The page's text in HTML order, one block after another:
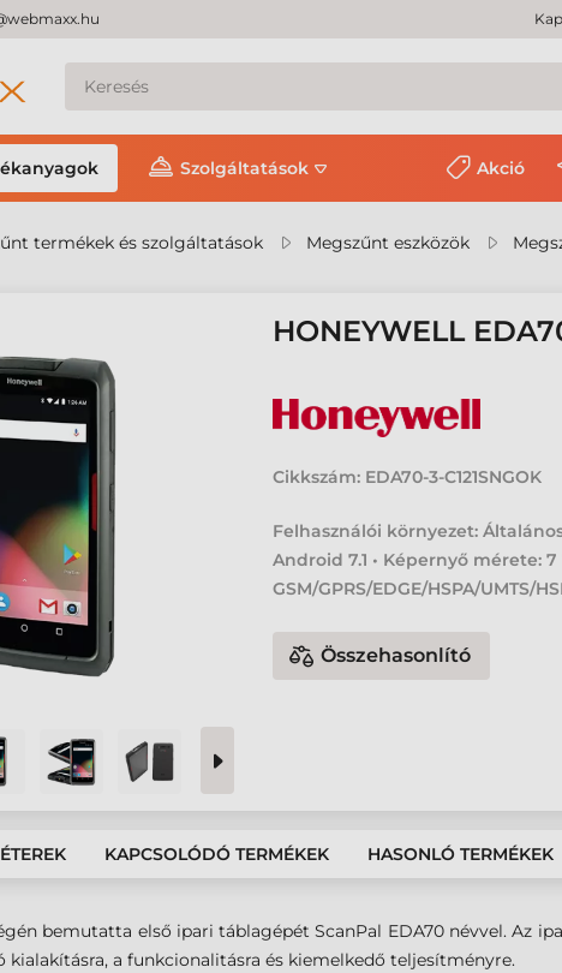
Szolgáltatások Akció
termékek és szolgáltatások Megszűnt eszközök
HONEYWELL
Cikkszám: EDA70-3-C121SNGOK
Felhasználói környezet:
Android 7.1 • Képernyő mérete: 7
GSM/GPRS/EDGE/HSPA/UMTS/
Összehasonlító
KAPCSOLÓDÓ TERMÉKEK HASONLÓ TERMÉKEK
bemutatta első ipari táblagépét ScanPal EDA70 névvel. Az
a funkcionalitásra és kiemelkedő teljesítményre.